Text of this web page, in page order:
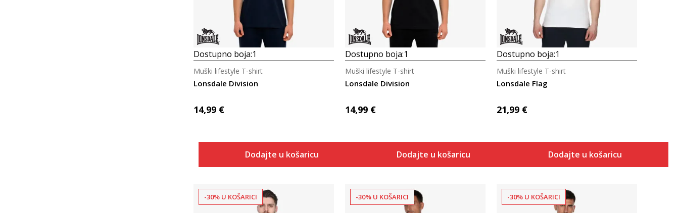
Dostupno boja:1
Lonsdale Division
Muški lifestyle T-shirt
14,99 €
Dodajte u košaricu
Dostupno boja:1
Lonsdale Division
Muški lifestyle T-shirt
14,99 €
Dodajte u košaricu
Dostupno boja:1
Lonsdale Flag
Muški lifestyle T-shirt
21,99 €
Dodajte u košaricu
-30% U KOŠARICI -30% U KOŠARICI -30% U KOŠARICI